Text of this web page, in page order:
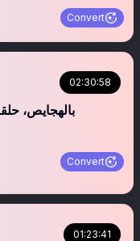
Convert
02:30:58
بالهجايص،
Convert
01:23:41